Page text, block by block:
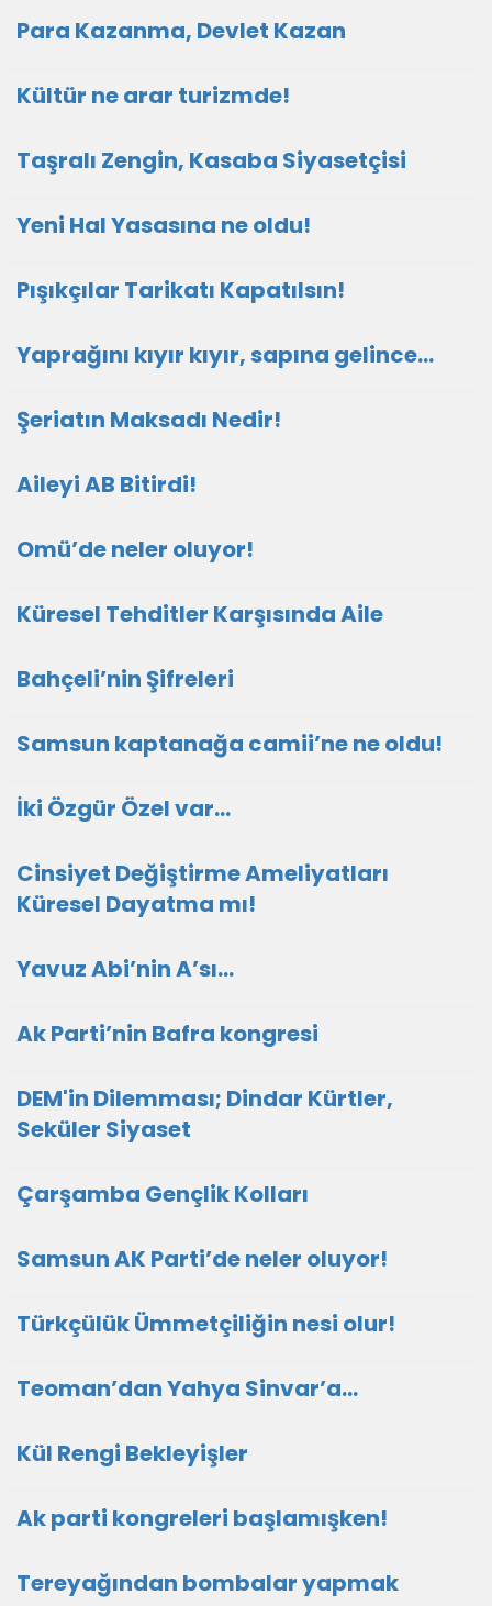
Para Kazanma, Devlet Kazan
Kültür ne arar turizmde!
Taşralı Zengin, Kasaba Siyasetçisi
Yeni Hal Yasasına ne oldu!
Pışıkçılar Tarikatı Kapatılsın!
Yaprağını kıyır kıyır, sapına gelince…
Şeriatın Maksadı Nedir!
Aileyi AB Bitirdi!
Omü’de neler oluyor!
Küresel Tehditler Karşısında Aile
Bahçeli’nin Şifreleri
Samsun kaptanağa camii’ne ne oldu!
İki Özgür Özel var…
Cinsiyet Değiştirme Ameliyatları
Küresel Dayatma mı!
Yavuz Abi’nin A’sı…
Ak Parti’nin Bafra kongresi
DEM'in Dilemması; Dindar Kürtler,
Seküler Siyaset
Çarşamba Gençlik Kolları
Samsun AK Parti’de neler oluyor!
Türkçülük Ümmetçiliğin nesi olur!
Teoman’dan Yahya Sinvar’a…
Kül Rengi Bekleyişler
Ak parti kongreleri başlamışken!
Tereyağından bombalar yapmak